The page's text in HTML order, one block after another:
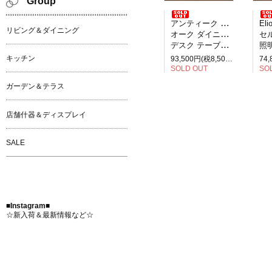
アンティーク イギリス製
オーク ダイニングテーブル
デスク テーブル 2人掛け
93,500円(税8,500円)
SOLD OUT
Elio
セル
照明
リビング＆ダイニング
キッチン
ガーデン＆テラス
店舗什器＆ディスプレイ
SALE
■Instagram■
☆新入荷＆最新情報など☆